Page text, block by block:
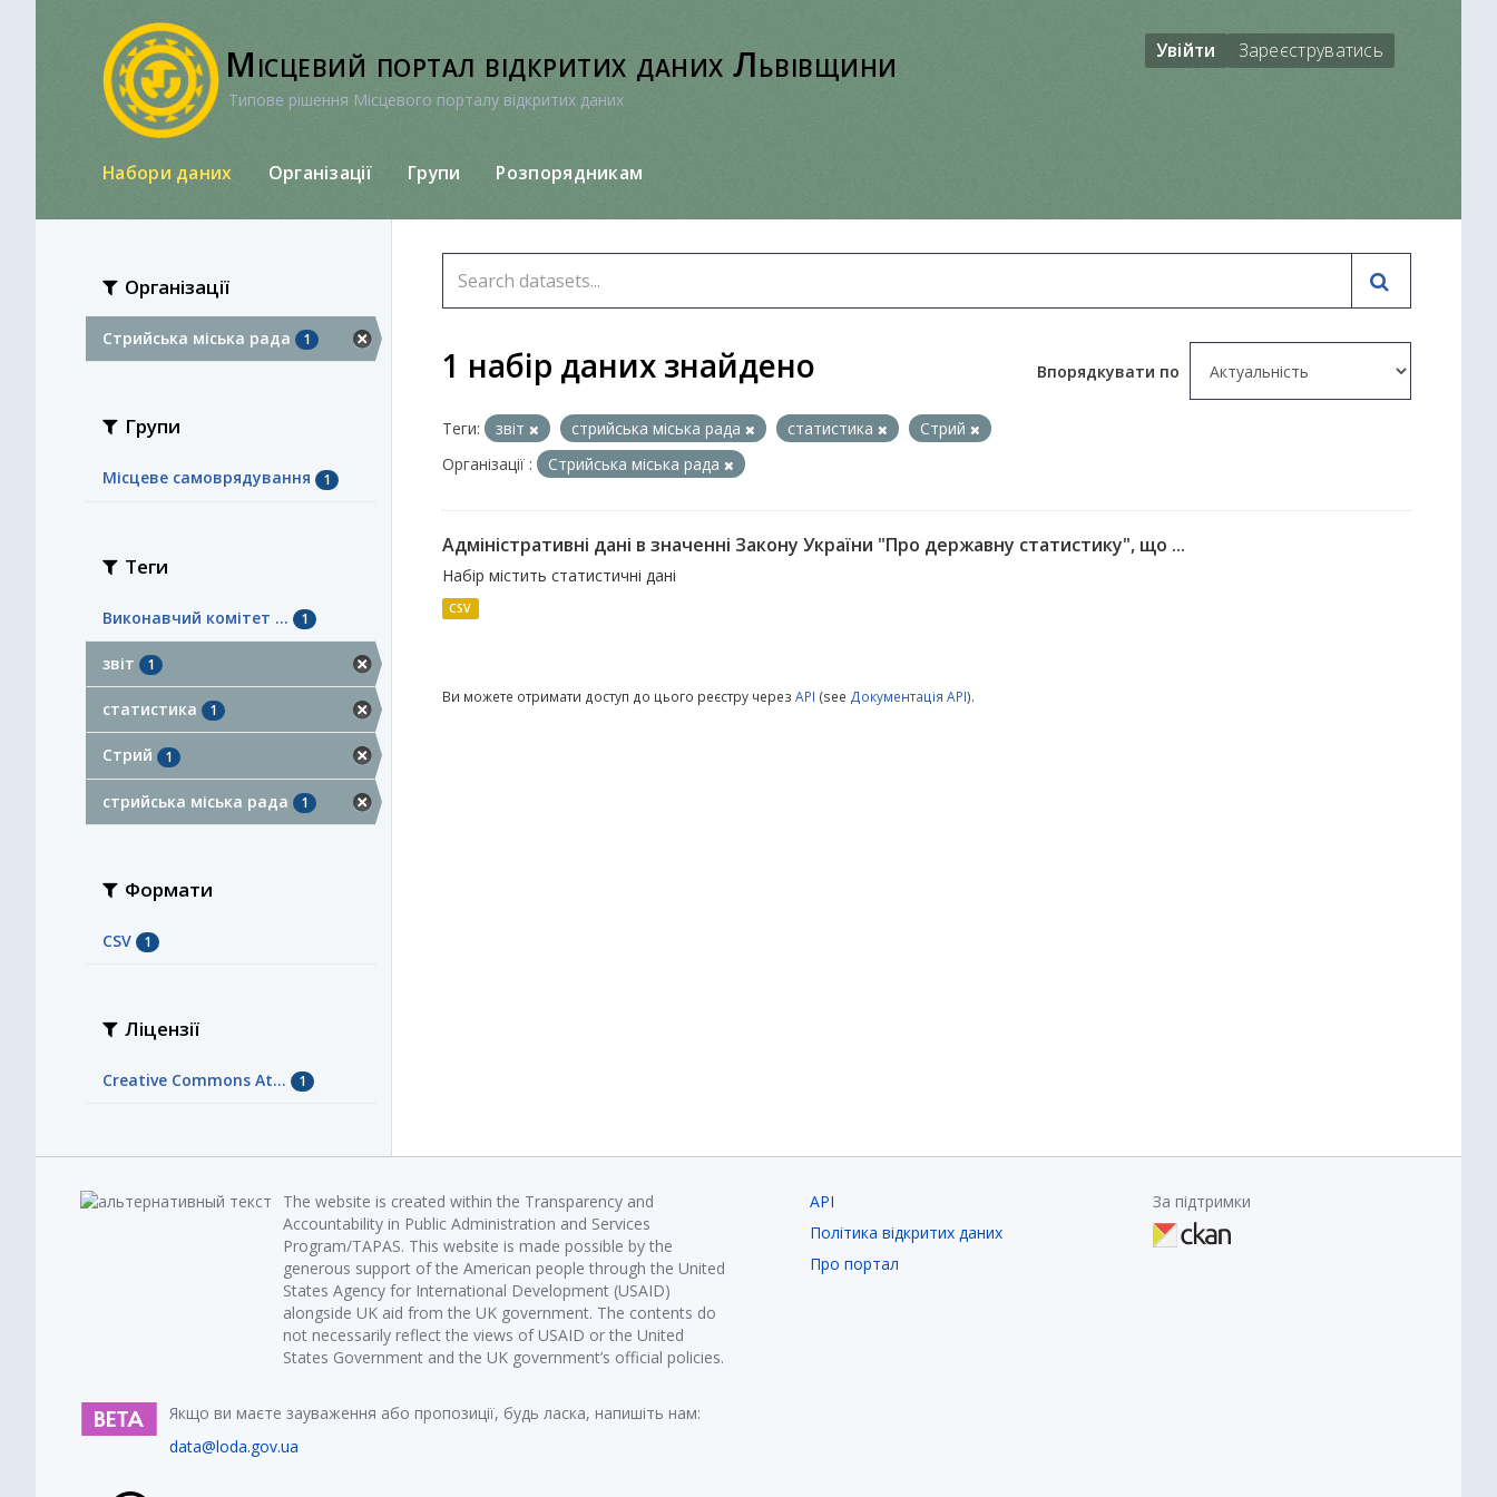
Місцевий портал відкритих даних Львівщини
Типове рішення Місцевого порталу відкритих даних
Увійти Зареєструватись
Набори даних Організації Групи Розпорядникам
Організації
Стрийська міська рада 1
Групи
Місцеве самоврядування 1
Теги
Виконавчий комітет ... 1
звіт 1
статистика 1
Стрий 1
стрийська міська рада 1
Формати
CSV 1
Ліцензії
Creative Commons At... 1
Впорядкувати по
1 набір даних знайдено
Теги: звіт стрийська міська рада статистика
Стрий
Організації :
Стрийська міська рада
Адміністративні дані в значенні Закону України "Про державну статистику", що ...
Набір містить статистичні дані
CSV
Ви можете отримати доступ до цього реєстру через API (see Документація API).
The website is created within the Transparency and
Accountability in Public Administration and Services
Program/TAPAS. This website is made possible by the
generous support of the American people through the United
States Agency for International Development (USAID)
alongside UK aid from the UK government. The contents do
not necessarily reflect the views of USAID or the United
States Government and the UK government’s official policies.
Якщо ви маєте зауваження або пропозиції, будь ласка, напишіть нам:
data@loda.gov.ua
API
Політика відкритих даних
Про портал
За підтримки